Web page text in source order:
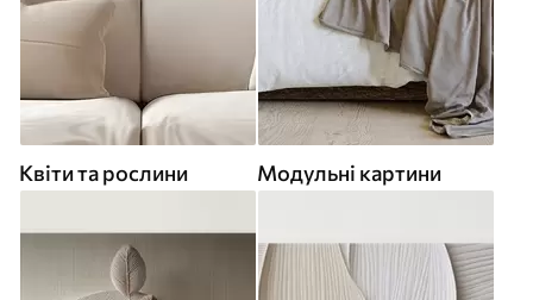
Квіти та рослини Модульні картини